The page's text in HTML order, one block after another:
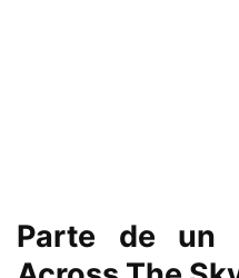
Parte de un